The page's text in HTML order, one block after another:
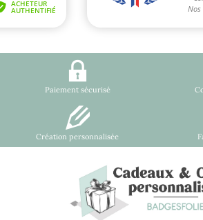
Paiement sécurisé
Création personnalisée